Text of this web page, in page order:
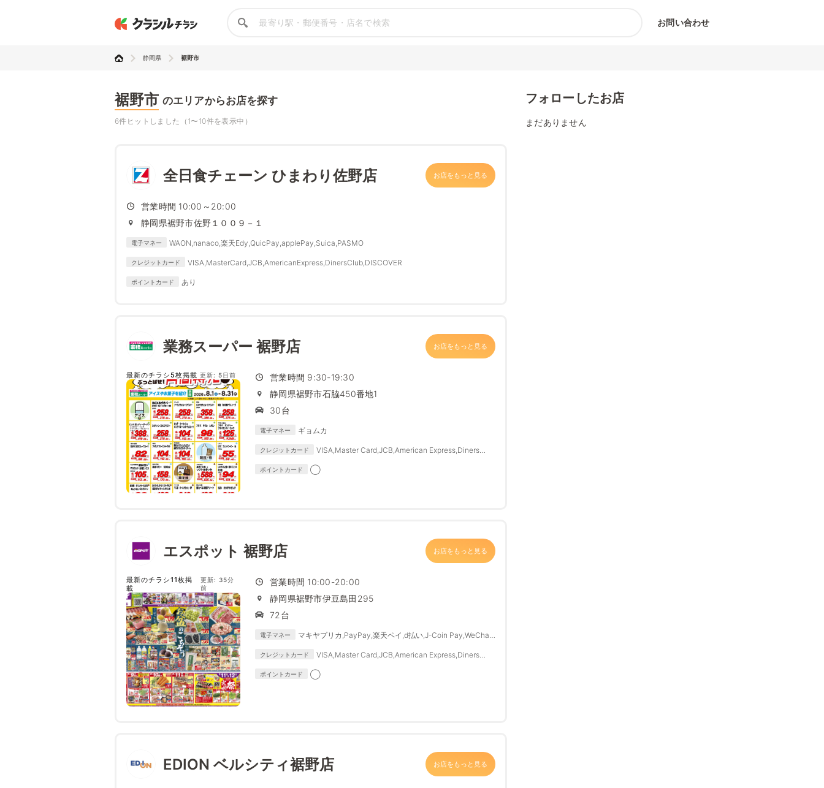
お問い合わせ
静岡県 裾野市
裾野市 のエリアからお店を探す
6件ヒットしました（1〜10件を表示中）
全日食チェーン ひまわり佐野店 お店をもっと見る
営業時間 10:00～20:00
静岡県裾野市佐野１００９－１
電子マネー WAON,nanaco,楽天Edy,QuicPay,applePay,Suica,PASMO
クレジットカード VISA,MasterCard,JCB,AmericanExpress,DinersClub,DISCOVER
ポイントカード あり
業務スーパー 裾野店 お店をもっと見る
最新のチラシ5枚掲載 更新: 5日前
営業時間 9:30-19:30
静岡県裾野市石脇450番地1
30台
電子マネー ギョムカ
クレジットカード
VISA,Master Card,JCB,American Express,Diners
Club,SAISON CARD,TS3
ポイントカード ◯
エスポット 裾野店 お店をもっと見る
最新のチラシ11枚掲
載
更新: 35分
前
営業時間 10:00-20:00
静岡県裾野市伊豆島田295
72台
電子マネー
マキヤプリカ,PayPay,楽天ペイ,d払い,J-Coin Pay,WeChat
クレジットカード
VISA,Master Card,JCB,American Express,Diners
Club,SAISON CARD,TS3
ポイントカード ◯
EDION ベルシティ裾野店 お店をもっと見る
フォローしたお店
まだありません